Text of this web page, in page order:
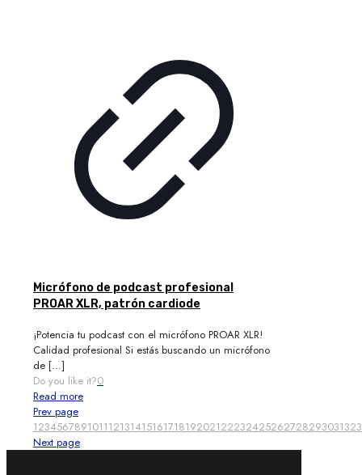
Micrófono de podcast profesional
PROAR XLR, patrón cardiode
¡Potencia tu podcast con el micrófono PROAR XLR!
Calidad profesional Si estás buscando un micrófono
de […]
Do you like it?0
Read more
Prev page
1234567891011121314151617181920212223242526272829303132
Next page